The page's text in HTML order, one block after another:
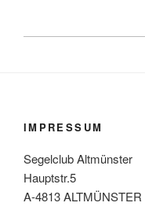
IMPRESSUM
Segelclub Altmünster
Hauptstr.5
A-4813 ALTMÜNSTER